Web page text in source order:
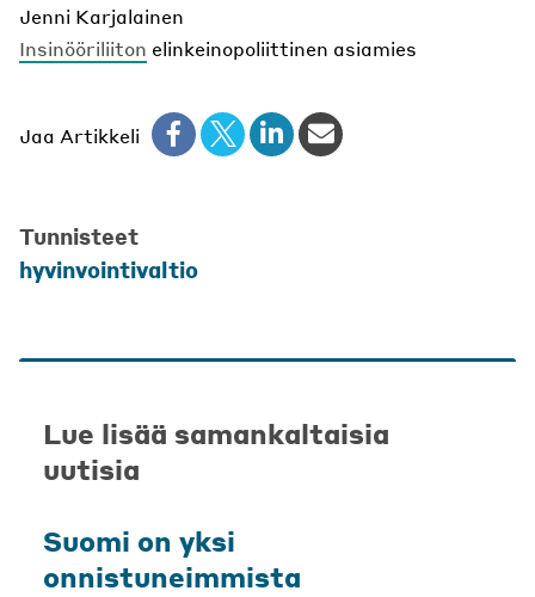
Jenni Karjalainen
Insinööriliiton elinkeinopoliittinen asiamies
Jaa Artikkeli
Tunnisteet
hyvinvointivaltio
Lue lisää samankaltaisia
uutisia
Suomi on yksi
onnistuneimmista